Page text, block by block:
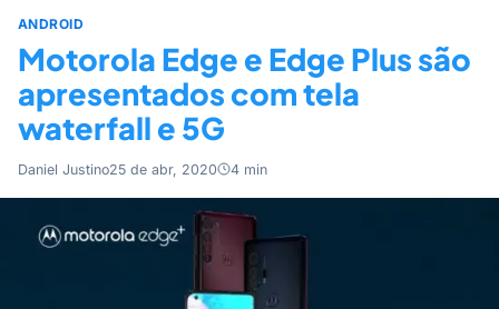
ANDROID
Motorola Edge e Edge Plus são
apresentados com tela
waterfall e 5G
Daniel Justino25 de abr, 2020 4 min